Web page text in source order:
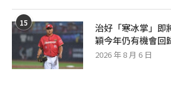
15
治好「寒冰掌」
穎今年仍有機會回
2026 年 8 月 6 日